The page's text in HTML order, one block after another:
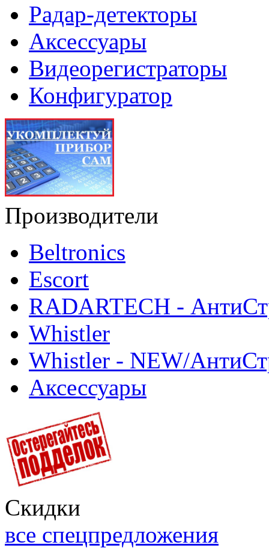
Радар-детекторы
Аксессуары
Видеорегистраторы
Конфигуратор
Производители
Beltronics
Escort
RADARTECH -
Whistler
Whistler - NEW/
Аксессуары
Скидки
все спецпредложения